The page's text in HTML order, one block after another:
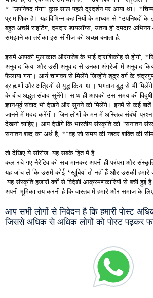
* “उपनिषद गंगा” कुछ साल पहले दूरदर्शन पर आया था।
प्रामाणिक है। यह विभिन्न कहानियों के माध्यम से “उपनिषदों के
बहुत अच्छी राइटिंग, दमदार डायलॉग्स, उतना ही दमदार
समझाने का तरीका इस सीरीज को अच्छा बनाता है.
इसमें आपकी मुलाकात औरंगजेब के भाई दाराशिकोह से होगी,
अनुवाद किया और उसी अनुवाद से उनका अंग्रेजी में अनुवाद
फैलाया गया। आर्य चाणक्य से मिलेंगे जिन्होंने शूद्र वर्ग के
ब्राह्मणों और क्षत्रियों से युद्ध किया था। भगवान बुद्ध से भी
के बीच अद्भुत संवाद सुनेंगे। साथ ही आपको उस समय की विदुषी
ज्ञान-पूर्व संवाद भी देखने और सुनने को मिलेंगे। इनमें से कई
जानने में मदद करेंगी। जिन लोगों के मन में अस्तित्व संबंधी
देखनी चाहिए। आप देखेंगे कि भारतीय संस्कृति को “सनातन
सनातन शब्द का अर्थ है, *”वह जो समय की नश्वर शक्ति की
तो देखिए ये सीरीज. यह सबके हित में है.
कल रचे गए नैरेटिव को सच मानकर अपनी ही परंपरा और
यह जांच लें कि उसमें कोई *खूबियां तो नहीं हैं और उसकी हमारे
यह संस्कृति हजारों वर्षों से विदेशी आक्रमणकारियों से बची हुई
अपनी भूमिका तय करनी है कि वास्तव में हमारे और समाज के
आप सभी लोगों से निवेदन है कि हमारी पोस्ट
जिससे अधिक से अधिक लोगों को पोस्ट पढ़कर